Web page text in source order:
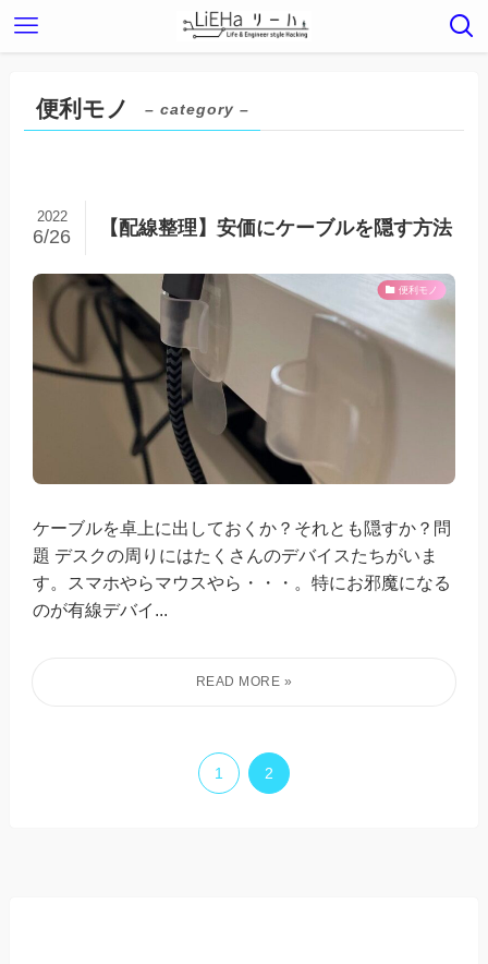
便利モノ – category –
【配線整理】安価にケーブルを隠す方法
2022
6/26
便利モノ
ケーブルを卓上に出しておくか？それとも隠すか？問
題 デスクの周りにはたくさんのデバイスたちがいま
す。スマホやらマウスやら・・・。特にお邪魔になる
のが有線デバイ...
1 2